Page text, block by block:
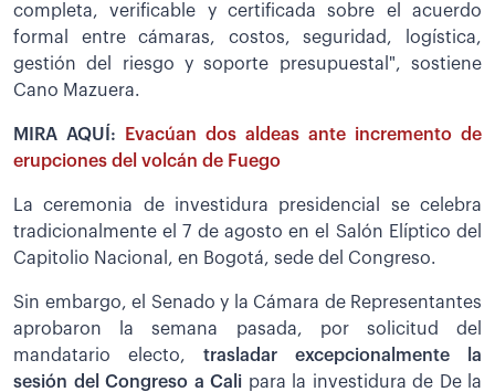
completa, verificable y certificada sobre el acuerdo
formal entre cámaras, costos, seguridad, logística,
gestión del riesgo y soporte presupuestal", sostiene
Cano Mazuera.
MIRA AQUÍ:
Evacúan dos aldeas ante incremento de
erupciones del volcán de Fuego
La ceremonia de investidura presidencial se celebra
tradicionalmente el 7 de agosto en el Salón Elíptico del
Capitolio Nacional, en Bogotá, sede del Congreso.
Sin embargo, el Senado y la Cámara de Representantes
aprobaron la semana pasada, por solicitud del
mandatario electo, trasladar excepcionalmente la
sesión del Congreso a Cali para la investidura de De la